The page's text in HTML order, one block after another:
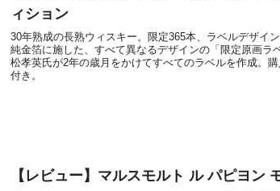
ィション
30年熟成の長熟ウィスキー。限定365本、ラベルデザイ
純金箔に施した、すべて異なるデザインの「限定原画ラ
松孝英氏が2年の歳月をかけてすべてのラベルを作成。
付き。
【レビュー】マルスモルト ル パピヨン